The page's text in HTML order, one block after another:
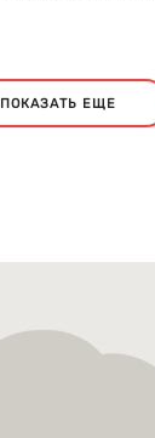
ПОКАЗАТЬ ЕЩЕ